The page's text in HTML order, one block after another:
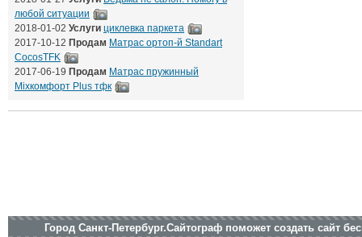
любой ситуации
2018-01-02 Услуги циклевка паркета
2017-10-12 Продам Матрас ортоп-й Standart
CocosTFK
2017-06-19 Продам Матрас пружинный
Mixкомфорт Plus тфк
Город Санкт-Петербург.Сайтограф поможет создать сайт